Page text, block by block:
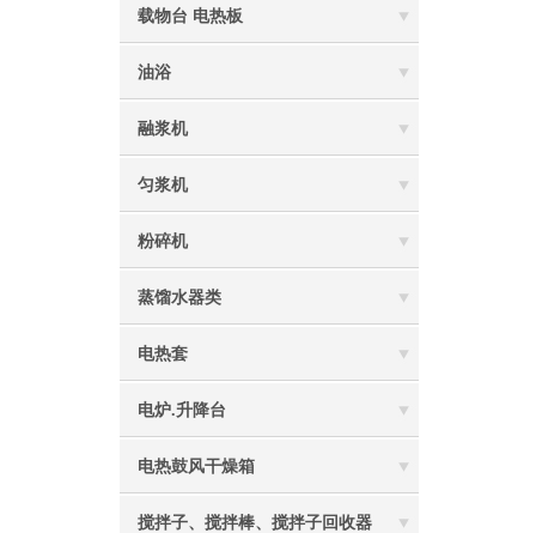
载物台 电热板
油浴
融浆机
匀浆机
粉碎机
蒸馏水器类
电热套
电炉.升降台
电热鼓风干燥箱
搅拌子、搅拌棒、搅拌子回收器